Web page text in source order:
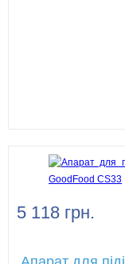
5 118 грн.